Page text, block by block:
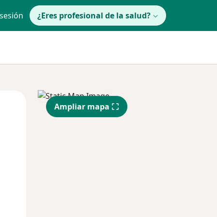
¿Eres profesional de la salud?
Jue
13 Ago
Vie
14 Ago
Ampliar mapa